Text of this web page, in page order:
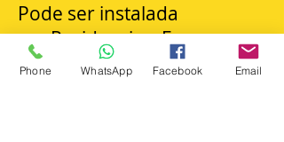
Pode ser instalada
em Recidencias ,Empresas
Condominios etc
Phone WhatsApp Facebook Email